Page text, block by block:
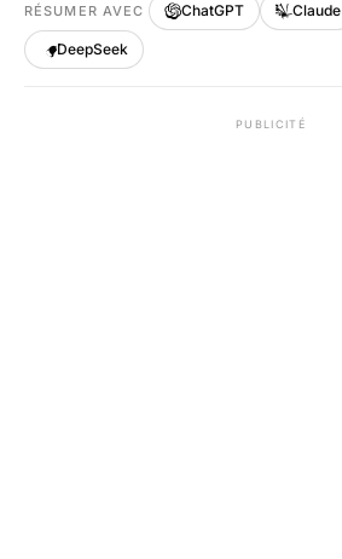
RÉSUMER AVEC ChatGPT Claude
DeepSeek
PUBLICITÉ